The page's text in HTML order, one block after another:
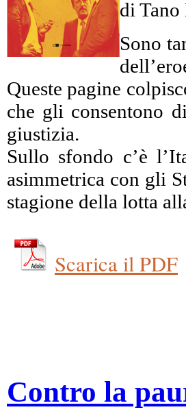
di
Sono
Queste pagine
che gli consentono
giustizia.
Sullo sfondo c’è
asimmetrica con gli
stagione della lotta
Scarica il PDF
Contro la